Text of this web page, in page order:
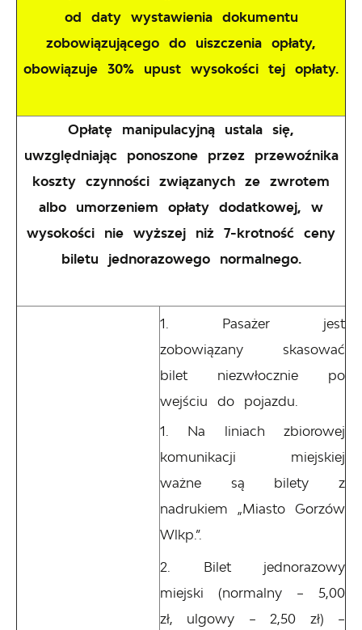
od daty wystawienia dokumentu
zobowiązującego do uiszczenia opłaty,
obowiązuje 30% upust wysokości tej opłaty.
Opłatę manipulacyjną ustala się,
uwzględniając ponoszone przez przewoźnika
koszty czynności związanych ze zwrotem
albo umorzeniem opłaty dodatkowej, w
wysokości nie wyższej niż 7-krotność ceny
biletu jednorazowego normalnego.
Pasażer jest
zobowiązany skasować
bilet niezwłocznie po
wejściu do pojazdu.
Na liniach zbiorowej
komunikacji miejskiej
ważne są bilety z
nadrukiem „Miasto Gorzów
Wlkp.”.
Bilet jednorazowy
miejski (normalny – 5,00
zł, ulgowy – 2,50 zł) –